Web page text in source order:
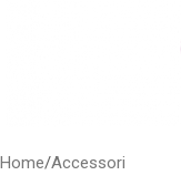
Home/Accessori